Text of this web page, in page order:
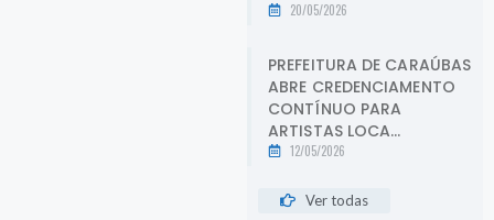
20/05/2026
PREFEITURA DE CARAÚBAS
ABRE CREDENCIAMENTO
CONTÍNUO PARA
ARTISTAS LOCA...
12/05/2026
Ver todas